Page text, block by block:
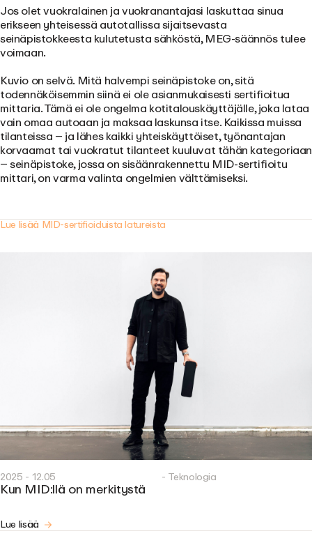
Jos olet vuokralainen ja vuokranantajasi laskuttaa sinua
erikseen yhteisessä autotallissa sijaitsevasta
seinäpistokkeesta kulutetusta sähköstä, MEG-säännös tulee
voimaan.
Kuvio on selvä. Mitä halvempi seinäpistoke on, sitä
todennäköisemmin siinä ei ole asianmukaisesti sertifioitua
mittaria. Tämä ei ole ongelma kotitalouskäyttäjälle, joka lataa
vain omaa autoaan ja maksaa laskunsa itse. Kaikissa muissa
tilanteissa – ja lähes kaikki yhteiskäyttöiset, työnantajan
korvaamat tai vuokratut tilanteet kuuluvat tähän kategoriaan
– seinäpistoke, jossa on sisäänrakennettu MID-sertifioitu
mittari, on varma valinta ongelmien välttämiseksi.
Lue lisää MID-sertifioiduista latureista
2025 - 12.05 - Teknologia
Kun MID:llä on merkitystä
Lue lisää